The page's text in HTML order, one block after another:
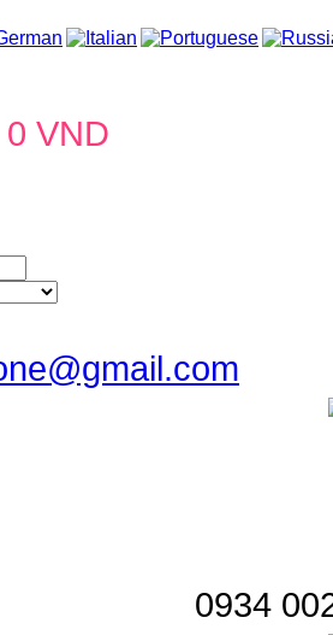
0 VND
0934